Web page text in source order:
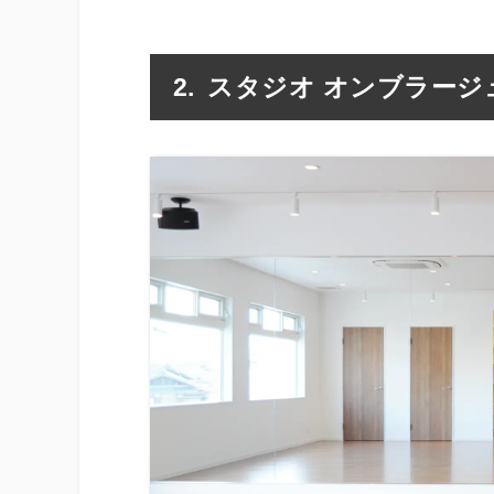
スタジオ オンブラージ